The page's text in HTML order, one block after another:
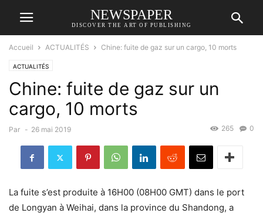
NEWSPAPER
DISCOVER THE ART OF PUBLISHING
Accueil ACTUALITÉS Chine: fuite de gaz sur un cargo, 10 morts
ACTUALITÉS
Chine: fuite de gaz sur un
cargo, 10 morts
Par - 26 mai 2019 0
265
La fuite s’est produite à 16H00 (08H00 GMT) dans le port
de Longyan à Weihai, dans la province du Shandong, a